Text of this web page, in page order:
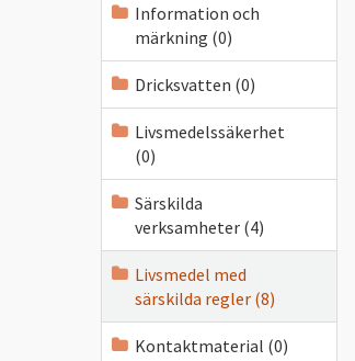
Information och
märkning (0)
Dricksvatten (0)
Livsmedelssäkerhet
(0)
Särskilda
verksamheter (4)
Livsmedel med
särskilda regler (8)
Kontaktmaterial (0)